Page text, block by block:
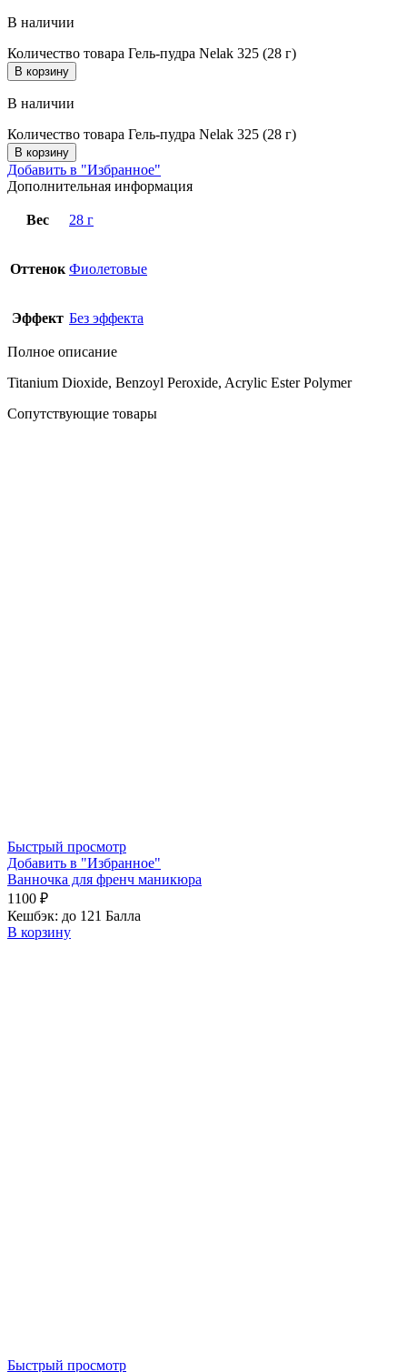
В наличии
Количество товара Гель-пудра Nelak 325 (28 г)
В корзину
В наличии
Количество товара Гель-пудра Nelak 325 (28 г)
В корзину
Добавить в "Избранное"
Дополнительная информация
Вес 28 г
Оттенок Фиолетовые
Эффект Без эффекта
Полное описание
Titanium Dioxide, Benzoyl Peroxide, Acrylic Ester Polymer
Сопутствующие товары
Быстрый просмотр
Добавить в "Избранное"
Ванночка для френч маникюра
1100 ₽
Кешбэк: до 121 Балла
В корзину
Быстрый просмотр